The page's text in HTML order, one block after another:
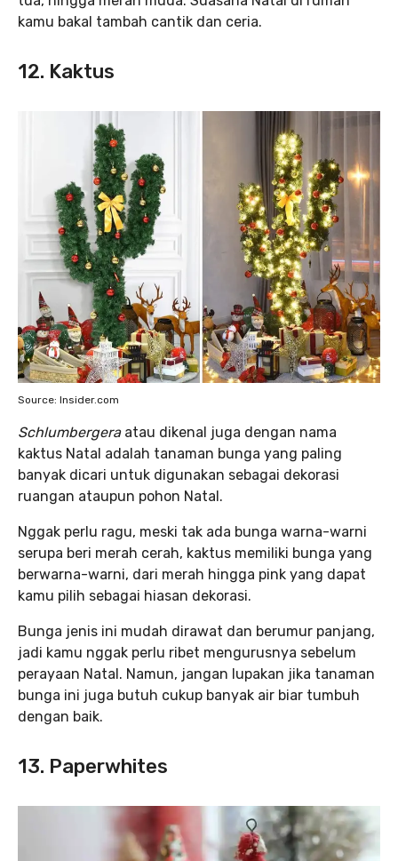
kamu bakal tambah cantik dan ceria.
12. Kaktus
Source: Insider.com
Schlumbergera atau dikenal juga dengan nama
kaktus Natal adalah tanaman bunga yang paling
banyak dicari untuk digunakan sebagai dekorasi
ruangan ataupun pohon Natal.
Nggak perlu ragu, meski tak ada bunga warna-warni
serupa beri merah cerah, kaktus memiliki bunga yang
berwarna-warni, dari merah hingga pink yang dapat
kamu pilih sebagai hiasan dekorasi.
Bunga jenis ini mudah dirawat dan berumur panjang,
jadi kamu nggak perlu ribet mengurusnya sebelum
perayaan Natal. Namun, jangan lupakan jika tanaman
bunga ini juga butuh cukup banyak air biar tumbuh
dengan baik.
13. Paperwhites